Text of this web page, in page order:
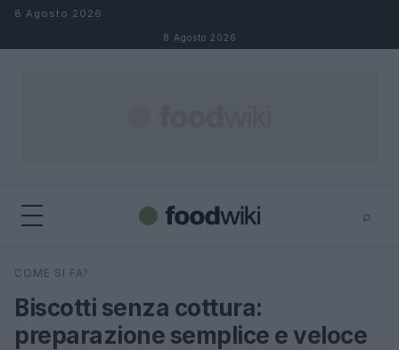
Salta al contenuto
8 Agosto 2026
8 Agosto 2026
⌕
Cerca
COME SI FA?
Biscotti senza cottura:
preparazione semplice e veloce